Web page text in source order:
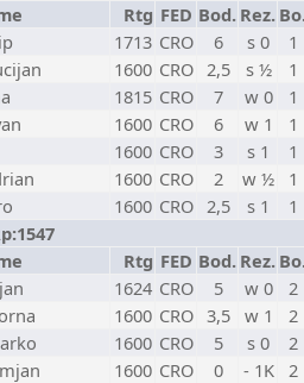
Rtg FED Bod. Rez.
1713 CRO 6 s 0
1
1600 CRO 2,5 s ½
1
1815 CRO 7 w 0
1
1600 CRO 6 w 1
1
1600 CRO 3 s 1
1
1600 CRO 2 w ½
1
1600 CRO 2,5 s 1
1
Rtg FED Bod. Rez.
1624 CRO 5 w 0
2
1600 CRO 3,5 w 1
2
1600 CRO 5 s 0
2
1600 CRO 0 - 1K
2